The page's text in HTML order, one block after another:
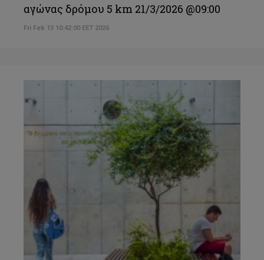
αγώνας δρόμου 5 km 21/3/2026 @09:00
Fri Feb 13 10:42:00 EET 2026